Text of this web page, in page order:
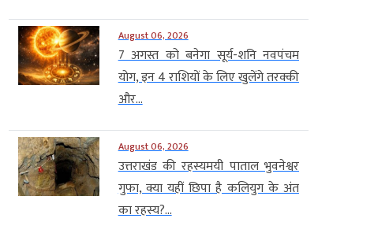
August 06, 2026
7 अगस्त को बनेगा सूर्य-शनि नवपंचम
योग, इन 4 राशियों के लिए खुलेंगे तरक्की
और...
August 06, 2026
उत्तराखंड की रहस्यमयी पाताल भुवनेश्वर
गुफा, क्या यहीं छिपा है कलियुग के अंत
का रहस्य?...